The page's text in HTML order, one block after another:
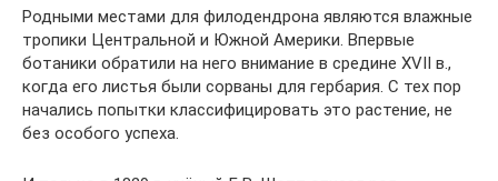
Родными местами для филодендрона являются влажные
тропики Центральной и Южной Америки. Впервые
ботаники обратили на него внимание в средине XVII в.,
когда его листья были сорваны для гербария. С тех пор
начались попытки классифицировать это растение, не
без особого успеха.